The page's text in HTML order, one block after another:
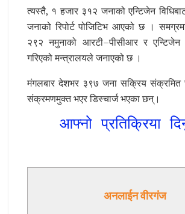
त्यस्तै, १ हजार ३१२ जनाको एन्टिजेन विधिबाट
जनाको रिपोर्ट पोजिटिभ आएको छ ।
२९२ नमुनाको आरटी–पीसीआर र एन्टिजेन
गरिएको मन्त्रालयले जनाएको छ ।
मंगलबार देशभर ३९७ जना सक्रिय
संक्रमणमुक्त भएर डिस्चार्ज भएका छन्।
आफ्नो प्रतिक्रिया
अनलाईन वीरगंज